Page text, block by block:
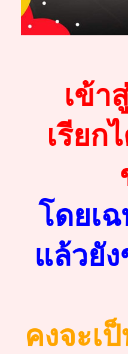
เข้า
เรียก
โดยเ
แล้วยั
คงจะเ